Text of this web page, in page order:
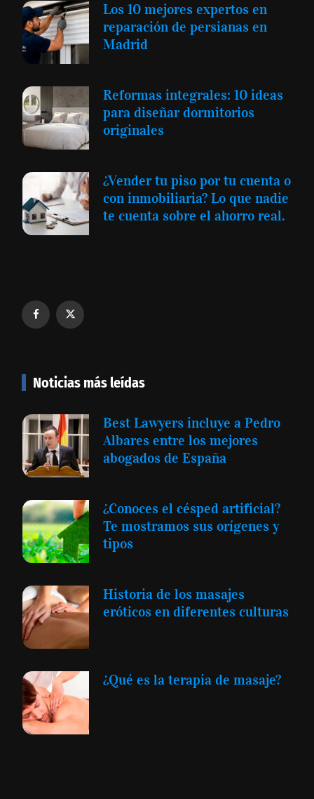
Los 10 mejores expertos en
reparación de persianas en
Madrid
Reformas integrales: 10 ideas
para diseñar dormitorios
originales
¿Vender tu piso por tu cuenta o
con inmobiliaria? Lo que nadie
te cuenta sobre el ahorro real.
Noticias más leídas
Best Lawyers incluye a Pedro
Albares entre los mejores
abogados de España
¿Conoces el césped artificial?
Te mostramos sus orígenes y
tipos
Historia de los masajes
eróticos en diferentes culturas
¿Qué es la terapia de masaje?